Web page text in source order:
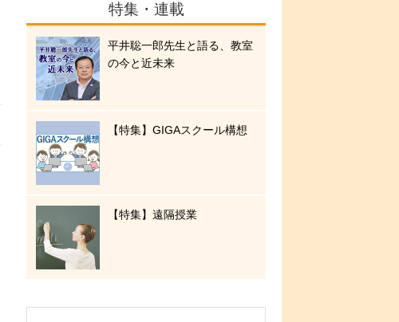
特集・連載
平井聡一郎先生と語る、教室
の今と近未来
【特集】GIGAスクール構想
【特集】遠隔授業